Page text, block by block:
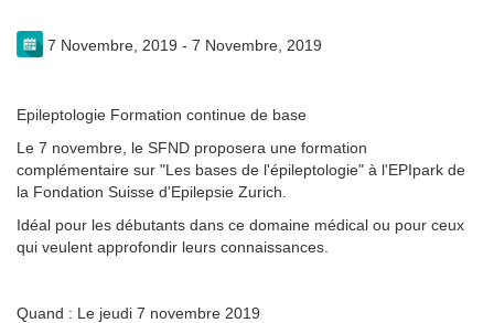
7 Novembre, 2019 - 7 Novembre, 2019
Epileptologie Formation continue de base
Le 7 novembre, le SFND proposera une formation
complémentaire sur "Les bases de l'épileptologie" à l'EPIpark de
la Fondation Suisse d'Epilepsie Zurich.
Idéal pour les débutants dans ce domaine médical ou pour ceux
qui veulent approfondir leurs connaissances.
Quand : Le jeudi 7 novembre 2019